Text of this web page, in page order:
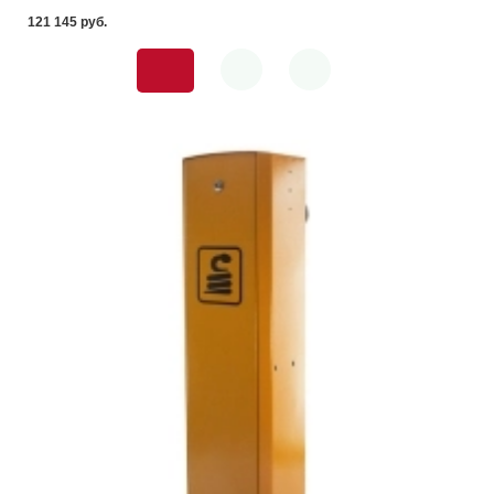
121 145 pуб.